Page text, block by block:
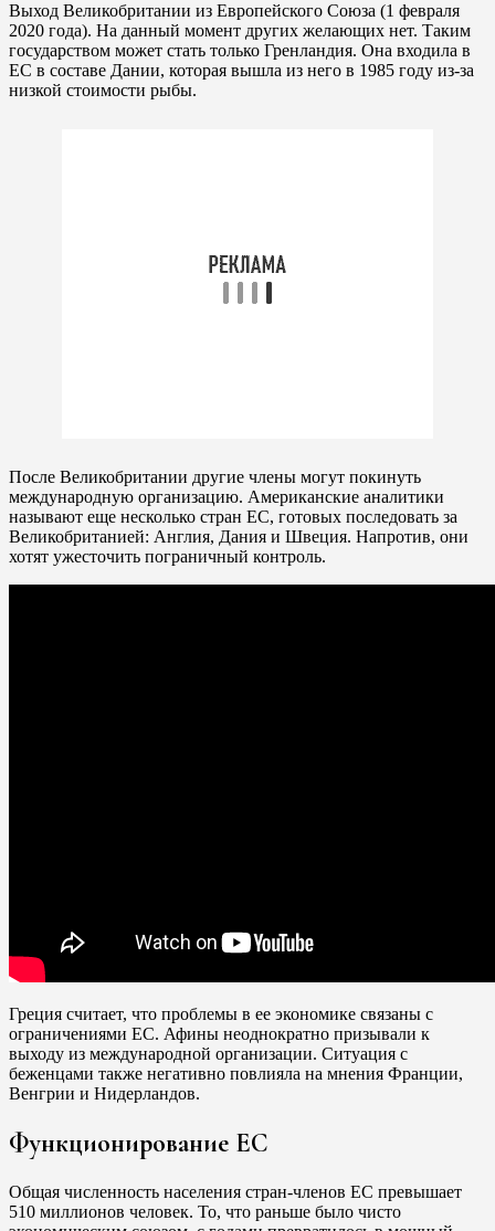
Выход Великобритании из Европейского Союза (1 февраля
2020 года). На данный момент других желающих нет. Таким
государством может стать только Гренландия. Она входила в
ЕС в составе Дании, которая вышла из него в 1985 году из-за
низкой стоимости рыбы.
После Великобритании другие члены могут покинуть
международную организацию. Американские аналитики
называют еще несколько стран ЕС, готовых последовать за
Великобританией: Англия, Дания и Швеция. Напротив, они
хотят ужесточить пограничный контроль.
Греция считает, что проблемы в ее экономике связаны с
ограничениями ЕС. Афины неоднократно призывали к
выходу из международной организации. Ситуация с
беженцами также негативно повлияла на мнения Франции,
Венгрии и Нидерландов.
Функционирование ЕС
Общая численность населения стран-членов ЕС превышает
510 миллионов человек. То, что раньше было чисто